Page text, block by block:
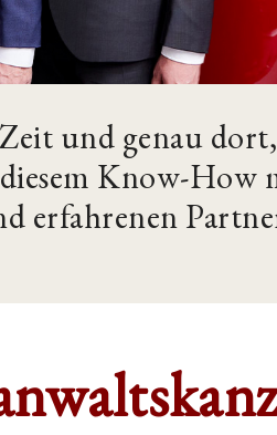
und genau
Know-How
erfahrenen